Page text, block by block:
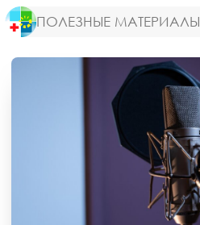
ПОЛЕЗНЫЕ МАТЕРИАЛЫ